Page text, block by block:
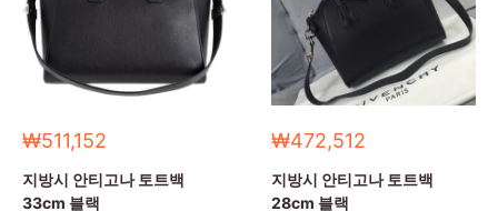
세
가
₩511,152
지방시 안티고나 토트백
33cm 블랙
세
가
₩472,512
지방시 안티고나 토트백
28cm 블랙